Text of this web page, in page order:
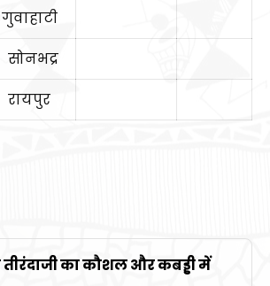
गुवाहाटी
सोनभद्र
रायपुर
का कौशल और कबड्डी में